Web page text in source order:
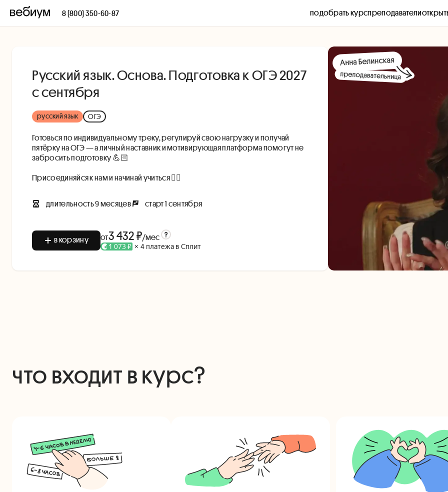
8 (800) 350-60-87 преподаватели
подобрать курс
Русский язык. Основа. Подготовка к ОГЭ 2027
с сентября
русский язык ОГЭ
Готовься по индивидуальному треку, регулируй свою нагрузку и получай
пятёрку на ОГЭ — а личный наставник и мотивирующая платформа помогут не
забросить подготовку 💪🏻
Присоединяйся к нам и начинай учиться 👇🏻
длительность9 месяцев старт1 сентября
в корзину от3 432 ₽/мес
1 073 ₽ × 4 платежа в Сплит
что входит в курс?